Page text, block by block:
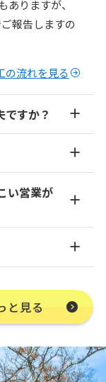
ありますが、
報告しますの
の流れを見る
すか？
い営業が
と見る